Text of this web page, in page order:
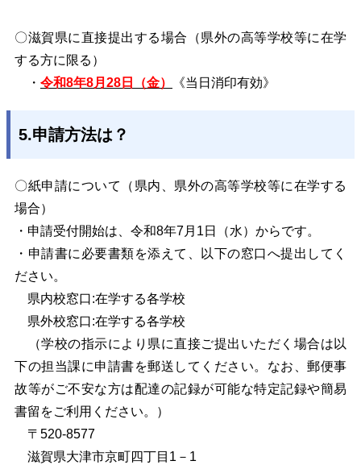
〇滋賀県に直接提出する場合 （県外の高等学校等に在学
する方に限る）
・ 令和8年8月28日（金） 《当日消印有効》
5.申請方法は？
〇紙申請について（県内、県外の高等学校等に在学する
場合）
・申請受付開始は、令和8年7月1日（水）からです。
・申請書に必要書類を添えて、以下の窓口へ提出してく
ださい。
県内校窓口:在学する各学校
県外校窓口:在学する各学校
（学校の指示により県に直接ご提出いただく場合は以
下の担当課に申請書を郵送してください。なお、郵便事
故等がご不安な方は配達の記録が可能な特定記録や簡易
書留をご利用ください。）
〒520-8577
滋賀県大津市京町四丁目1－1